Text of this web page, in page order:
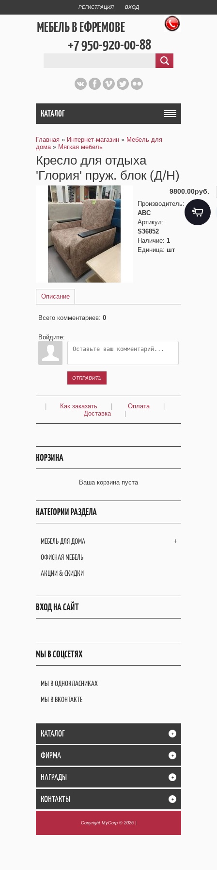
РЕГИСТРАЦИЯ ВХОД
МЕБЕЛЬ В ЕФРЕМОВЕ
+7 950-920-00-88
КАТАЛОГ
Главная » Интернет-магазин » Мебель для
дома » Мягкая мебель
Кресло для отдыха
'Глория' пруж. блок (Д/Н)
9800.00руб.
Производитель:
АВС
Артикул:
S36852
Наличие: 1
Единица: шт
Описание
Всего комментариев: 0
Войдите:
ОТПРАВИТЬ
| Как заказать | Оплата
|
Доставка
|
КОРЗИНА
Ваша корзина пуста
КАТЕГОРИИ РАЗДЕЛА
+
МЕБЕЛЬ ДЛЯ ДОМА
ОФИСНАЯ МЕБЕЛЬ
АКЦИИ & СКИДКИ
ВХОД НА САЙТ
МЫ В СОЦСЕТЯХ
МЫ В ОДНОКЛАСНИКАХ
МЫ В ВКОНТАКТЕ
КАТАЛОГ +
ФИРМА +
НАГРАДЫ +
КОНТАКТЫ +
Copyright MyCorp © 2026